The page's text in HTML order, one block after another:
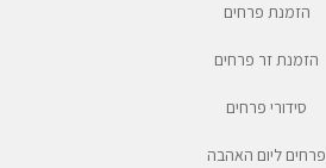
הזמנת פרחים
הזמנת זר פרחים
סידורי פרחים
פרחים ליום האהבה